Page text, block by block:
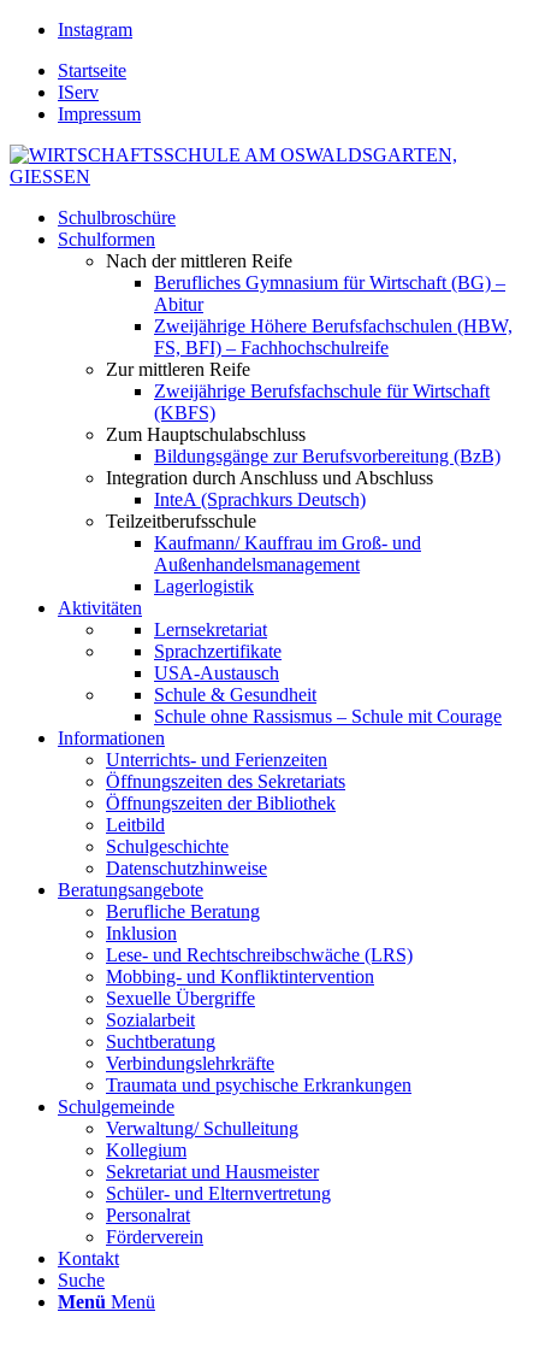
Instagram
Startseite
IServ
Impressum
Schulbroschüre
Schulformen
Nach der mittleren Reife
Berufliches Gymnasium für Wirtschaft (BG) –
Abitur
Zweijährige Höhere Berufsfachschulen (HBW,
FS, BFI) – Fachhochschulreife
Zur mittleren Reife
Zweijährige Berufsfachschule für Wirtschaft
(KBFS)
Zum Hauptschulabschluss
Bildungsgänge zur Berufsvorbereitung (BzB)
Integration durch Anschluss und Abschluss
InteA (Sprachkurs Deutsch)
Teilzeitberufsschule
Kaufmann/ Kauffrau im Groß- und
Außenhandelsmanagement
Lagerlogistik
Aktivitäten
Lernsekretariat
Sprachzertifikate
USA-Austausch
Schule & Gesundheit
Schule ohne Rassismus – Schule mit Courage
Informationen
Unterrichts- und Ferienzeiten
Öffnungszeiten des Sekretariats
Öffnungszeiten der Bibliothek
Leitbild
Schulgeschichte
Datenschutzhinweise
Beratungsangebote
Berufliche Beratung
Inklusion
Lese- und Rechtschreibschwäche (LRS)
Mobbing- und Konfliktintervention
Sexuelle Übergriffe
Sozialarbeit
Suchtberatung
Verbindungslehrkräfte
Traumata und psychische Erkrankungen
Schulgemeinde
Verwaltung/ Schulleitung
Kollegium
Sekretariat und Hausmeister
Schüler- und Elternvertretung
Personalrat
Förderverein
Kontakt
Suche
Menü Menü